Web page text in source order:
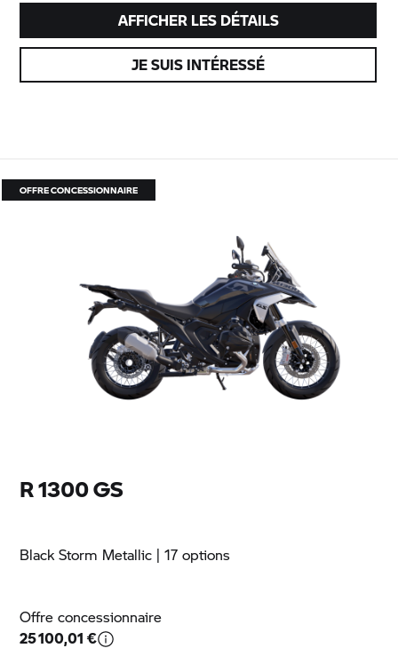
AFFICHER LES DÉTAILS
JE SUIS INTÉRESSÉ
OFFRE CONCESSIONNAIRE
R 1300 GS
Black Storm Metallic | 17 options
Offre concessionnaire
25 100,01 €